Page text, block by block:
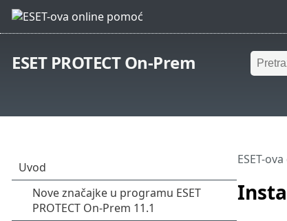
ESET PROTECT On-Prem
ESET-